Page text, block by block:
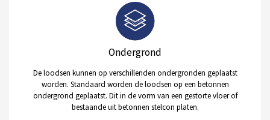
Ondergrond
De loodsen kunnen op verschillenden ondergronden geplaatst
worden. Standaard worden de loodsen op een betonnen
ondergrond geplaatst. Dit in de vorm van een gestorte vloer of
bestaande uit betonnen stelcon platen.